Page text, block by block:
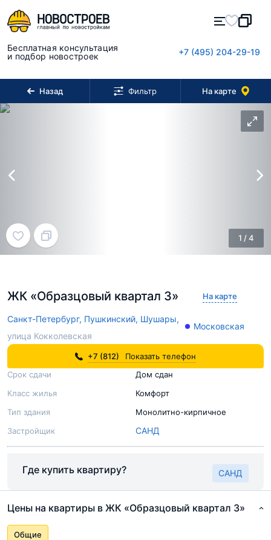
Бесплатная консультация
и подбор новостроек
+7 (495) 204-29-19
Назад Фильтр На карте
ЖК «Образцовый квартал 3» На карте
Санкт-Петербург, Пушкинский, Шушары,
улица Кокколевская
Московская
1 /4
Срок сдачи
Дом сдан
Класс жилья
Комфорт
Тип здания
Монолитно-кирпичное
Застройщик
САНД
+7 (812) Показать телефон
Где купить квартиру? САНД
Цены на квартиры в ЖК «Образцовый квартал 3»
Общие